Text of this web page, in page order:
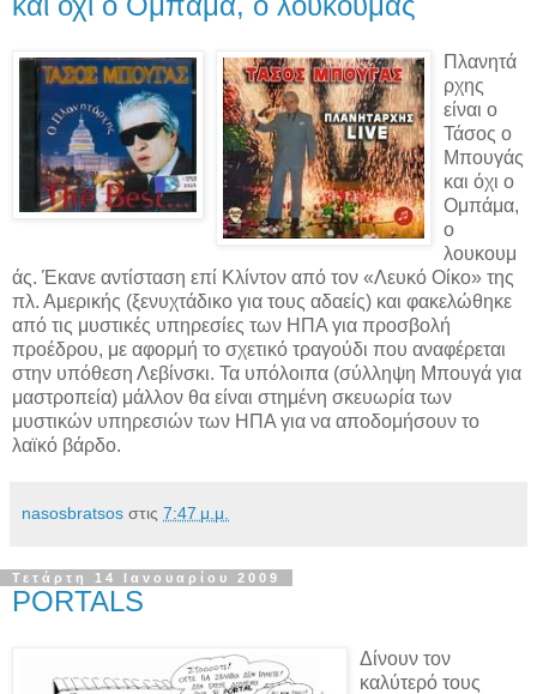
Πλανητά
ρχης
είναι ο
Τάσος ο
Μπουγάς
και όχι ο
Ομπάμα,
ο
λουκουμ
άς. Έκανε αντίσταση επί Κλίντoν από τον «Λευκό Οίκο» της
πλ. Αμερικής (ξενυχτάδικο για τους αδαείς) και φακελώθηκε
από τις μυστικές υπηρεσίες των ΗΠΑ για προσβολή
προέδρου, με αφορμή το σχετικό τραγούδι που αναφέρεται
στην υπόθεση Λεβίνσκι. Τα υπόλοιπα (σύλληψη Μπουγά για
μαστροπεία) μάλλον θα είναι στημένη σκευωρία των
μυστικών υπηρεσιών των ΗΠΑ για να αποδομήσουν το
λαϊκό βάρδο.
nasosbratsos στις 7:47 μ.μ.
Τετάρτη 14 Ιανουαρίου 2009
PORTALS
Δίνουν τον
καλύτερό τους